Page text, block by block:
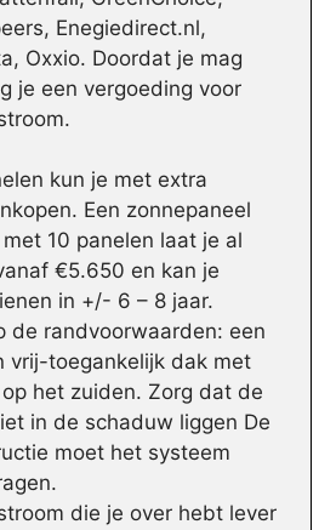
Enegiedirect.nl,
Oxxio. Doordat je mag
je een vergoeding voor
kun je met extra
Een zonnepaneel
10 panelen laat je al
€5.650 en kan je
in +/- 6 – 8 jaar.
de randvoorwaarden: een
vrij-toegankelijk dak met
het zuiden. Zorg dat de
in de schaduw liggen De
moet het systeem
die je over hebt lever